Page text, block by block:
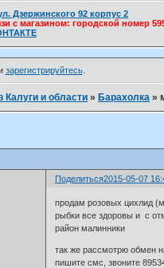
Дзержинского 92 корпус 2
с магазином: городской номер
зарегистрируйтесь.
и области » Барахолка »
Поделиться2015-05-07
продам розовых цихлид
рыбки все здоровы и с
район малинники
так же рассмотрю обмен
пишите смс, звоните